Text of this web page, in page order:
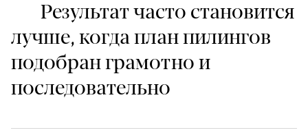
Результат часто становится
лучше, когда план пилингов
подобран грамотно и
последовательно